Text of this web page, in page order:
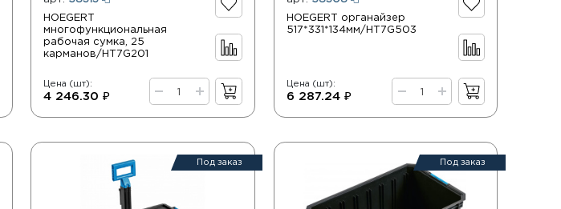
HOEGERT
многофункциональная
рабочая сумка, 25
карманов/HT7G201
Цена (шт):
4 246.30 ₽
HOEGERT органайзер
517*331*134мм/HT7G503
Цена (шт):
6 287.24 ₽
Под заказ Под заказ